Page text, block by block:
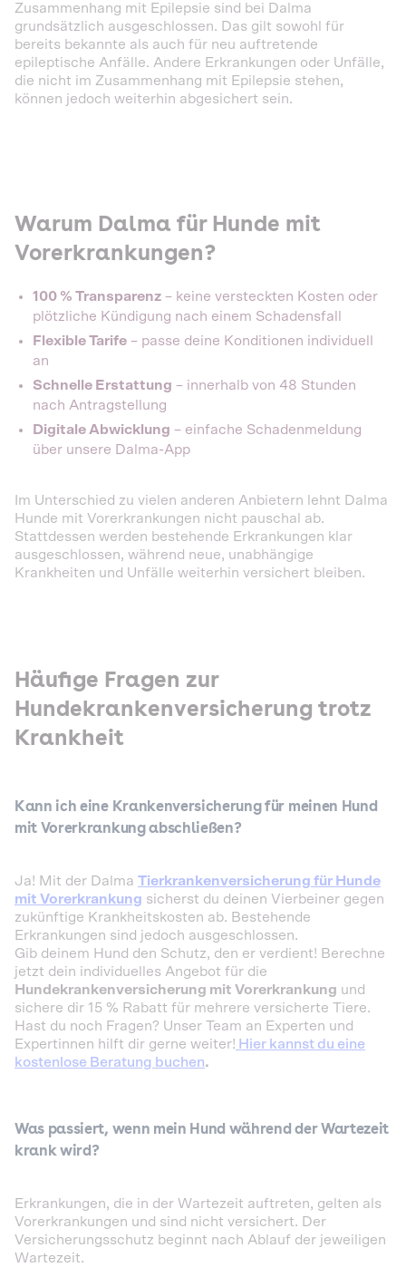
Zusammenhang mit Epilepsie sind bei Dalma
grundsätzlich ausgeschlossen. Das gilt sowohl für
bereits bekannte als auch für neu auftretende
epileptische Anfälle. Andere Erkrankungen oder Unfälle,
die nicht im Zusammenhang mit Epilepsie stehen,
können jedoch weiterhin abgesichert sein.
Warum Dalma für Hunde mit
Vorerkrankungen?
100 % Transparenz – keine versteckten Kosten oder
plötzliche Kündigung nach einem Schadensfall
Flexible Tarife – passe deine Konditionen individuell
an
Schnelle Erstattung – innerhalb von 48 Stunden
nach Antragstellung
Digitale Abwicklung – einfache Schadenmeldung
über unsere Dalma-App
Im Unterschied zu vielen anderen Anbietern lehnt Dalma
Hunde mit Vorerkrankungen nicht pauschal ab.
Stattdessen werden bestehende Erkrankungen klar
ausgeschlossen, während neue, unabhängige
Krankheiten und Unfälle weiterhin versichert bleiben.
Häufige Fragen zur
Hundekrankenversicherung trotz
Krankheit
Kann ich eine Krankenversicherung für meinen Hund
mit Vorerkrankung abschließen?
Ja! Mit der Dalma Tierkrankenversicherung für Hunde
mit Vorerkrankung sicherst du deinen Vierbeiner gegen
zukünftige Krankheitskosten ab. Bestehende
Erkrankungen sind jedoch ausgeschlossen.
Gib deinem Hund den Schutz, den er verdient! Berechne
jetzt dein individuelles Angebot für die
Hundekrankenversicherung mit Vorerkrankung und
sichere dir 15 % Rabatt für mehrere versicherte Tiere.
Hast du noch Fragen? Unser Team an Experten und
Expertinnen hilft dir gerne weiter! Hier kannst du eine
kostenlose Beratung buchen.
Was passiert, wenn mein Hund während der Wartezeit
krank wird?
Erkrankungen, die in der Wartezeit auftreten, gelten als
Vorerkrankungen und sind nicht versichert. Der
Versicherungsschutz beginnt nach Ablauf der jeweiligen
Wartezeit.